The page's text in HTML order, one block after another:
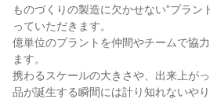
ものづくりの製造に欠かせない”プラン
っていただきます。
億単位のプラントを仲間やチームで協
ます。
携わるスケールの大きさや、出来上が
品が誕生する瞬間には計り知れないやり